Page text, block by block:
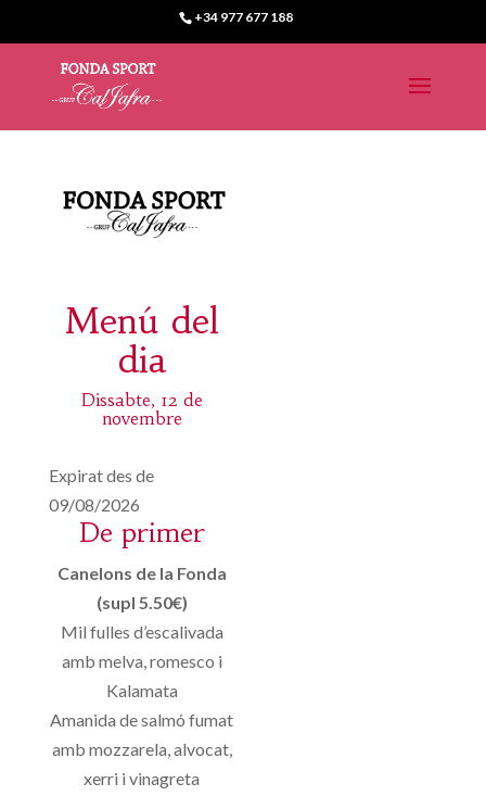
+34 977 677 188
Menú del
dia
Dissabte, 12 de
novembre
Expirat des de
09/08/2026
De primer
Canelons de la Fonda
(supl 5.50€)
Mil fulles d’escalivada
amb melva, romesco i
Kalamata
Amanida de salmó fumat
amb mozzarela, alvocat,
xerri i vinagreta